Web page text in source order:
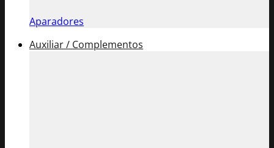
Aparadores
Auxiliar / Complementos